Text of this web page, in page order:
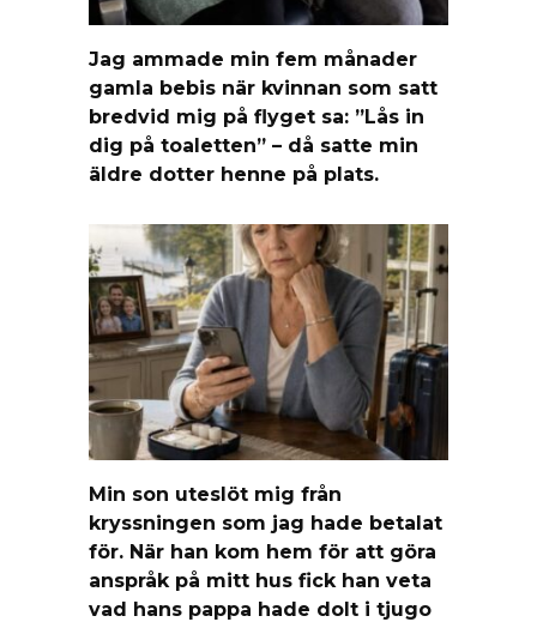
Jag ammade min fem månader
gamla bebis när kvinnan som satt
bredvid mig på flyget sa: ”Lås in
dig på toaletten” – då satte min
äldre dotter henne på plats.
Min son uteslöt mig från
kryssningen som jag hade betalat
för. När han kom hem för att göra
anspråk på mitt hus fick han veta
vad hans pappa hade dolt i tjugo